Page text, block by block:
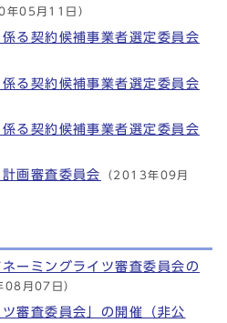
年05月11日）
る契約候補事業者選定委員会
る契約候補事業者選定委員会
る契約候補事業者選定委員会
画審査委員会 （2013年09月
ーミングライツ審査委員会の
08月07日）
ツ審査委員会」の開催（非公